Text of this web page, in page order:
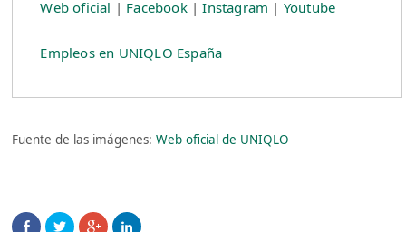
Web oficial | Facebook|Instagram | Youtube
Empleos en UNIQLO España
Fuente de las imágenes:Web oficial de UNIQLO